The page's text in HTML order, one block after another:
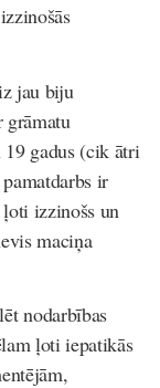
jau biju
19 gadus (cik ātri
ir
izzinošs un
maciņa
nodarbības
ļoti iepatikās